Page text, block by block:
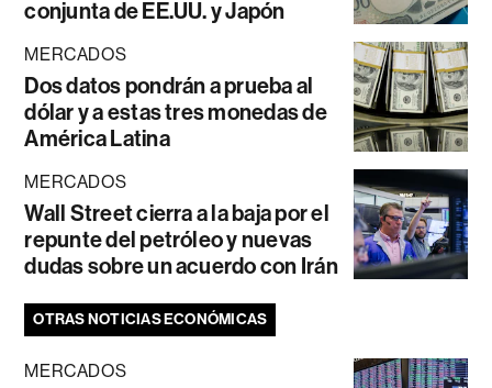
conjunta de EE.UU. y Japón
MERCADOS
Dos datos pondrán a prueba al
dólar y a estas tres monedas de
América Latina
MERCADOS
Wall Street cierra a la baja por el
repunte del petróleo y nuevas
dudas sobre un acuerdo con Irán
OTRAS NOTICIAS ECONÓMICAS
MERCADOS